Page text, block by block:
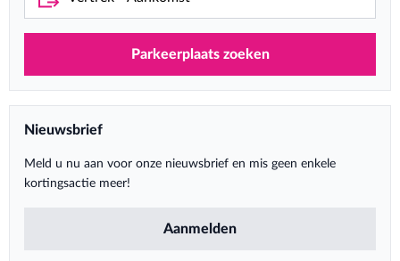
Parkeerplaats zoeken
Nieuwsbrief
Meld u nu aan voor onze nieuwsbrief en mis geen enkele
kortingsactie meer!
Aanmelden